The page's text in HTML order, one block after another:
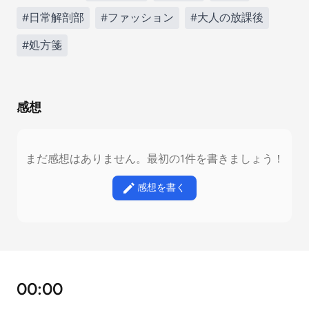
#日常解剖部 #ファッション #大人の放課後
#処方箋
感想
まだ感想はありません。最初の1件を書きましょう！
感想を書く
00:00